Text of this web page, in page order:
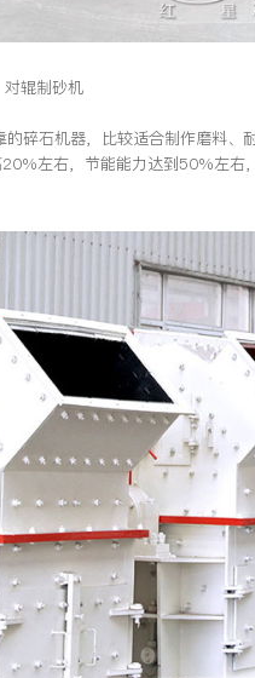
对辊制砂机
的碎石机器，比较适合制作磨料、
左右，节能能力达到50%左右